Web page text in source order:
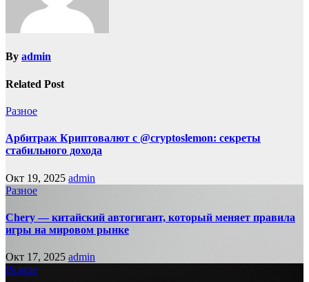
By admin
Related Post
Разное
Арбитраж Криптовалют с @cryptoslemon: секреты
стабильного дохода
Окт 19, 2025 admin
Разное
Chery — китайский автогигант, который меняет правила
игры на мировом рынке
Окт 17, 2025 admin
Разное